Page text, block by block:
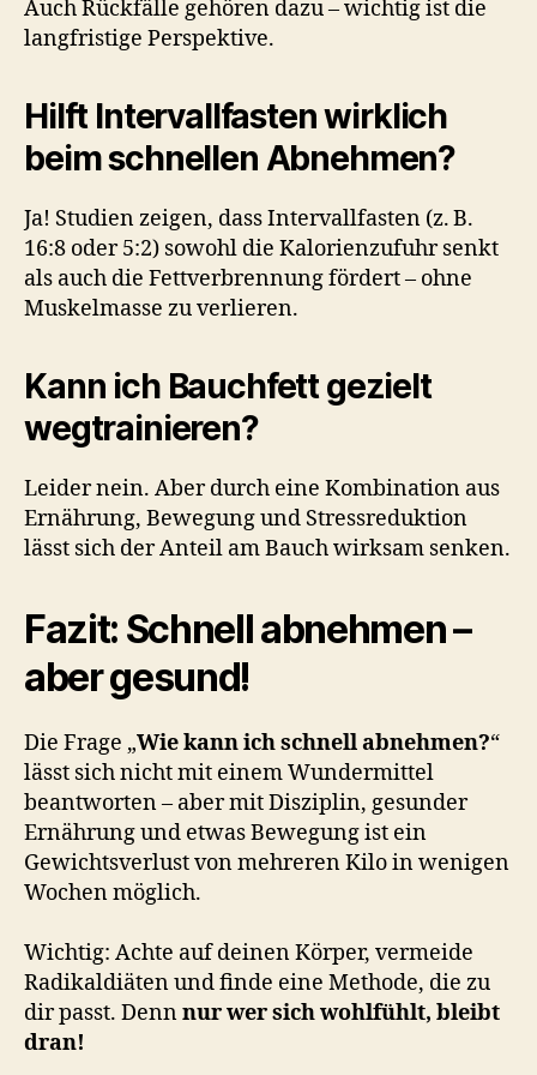
Auch Rückfälle gehören dazu – wichtig ist die
langfristige Perspektive.
Hilft Intervallfasten wirklich
beim schnellen Abnehmen?
Ja! Studien zeigen, dass Intervallfasten (z. B.
16:8 oder 5:2) sowohl die Kalorienzufuhr senkt
als auch die Fettverbrennung fördert – ohne
Muskelmasse zu verlieren.
Kann ich Bauchfett gezielt
wegtrainieren?
Leider nein. Aber durch eine Kombination aus
Ernährung, Bewegung und Stressreduktion
lässt sich der Anteil am Bauch wirksam senken.
Fazit: Schnell abnehmen –
aber gesund!
Die Frage „Wie kann ich schnell abnehmen?“
lässt sich nicht mit einem Wundermittel
beantworten – aber mit Disziplin, gesunder
Ernährung und etwas Bewegung ist ein
Gewichtsverlust von mehreren Kilo in wenigen
Wochen möglich.
Wichtig: Achte auf deinen Körper, vermeide
Radikaldiäten und finde eine Methode, die zu
dir passt. Dennnur wer sich wohlfühlt, bleibt
dran!